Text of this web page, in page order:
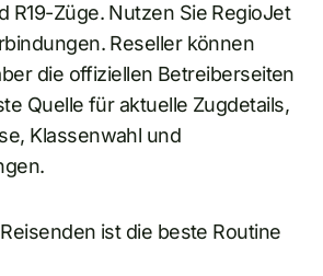
R19-Züge. Nutzen Sie RegioJet
Reseller können
die offiziellen Betreiberseiten
Quelle für aktuelle Zugdetails,
Klassenwahl und
ist die beste Routine